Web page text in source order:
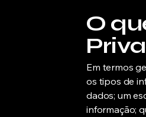
O
Em termos
os tipos de
dados; um
informação;